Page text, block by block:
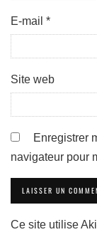
E-mail *
Site web
Enregistrer
navigateur pour
Ce site utilise